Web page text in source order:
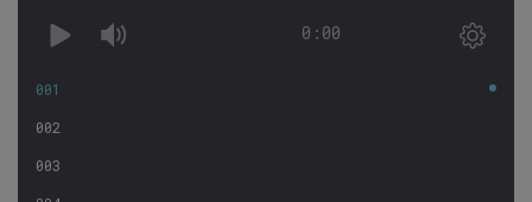
0:00
001
002
003